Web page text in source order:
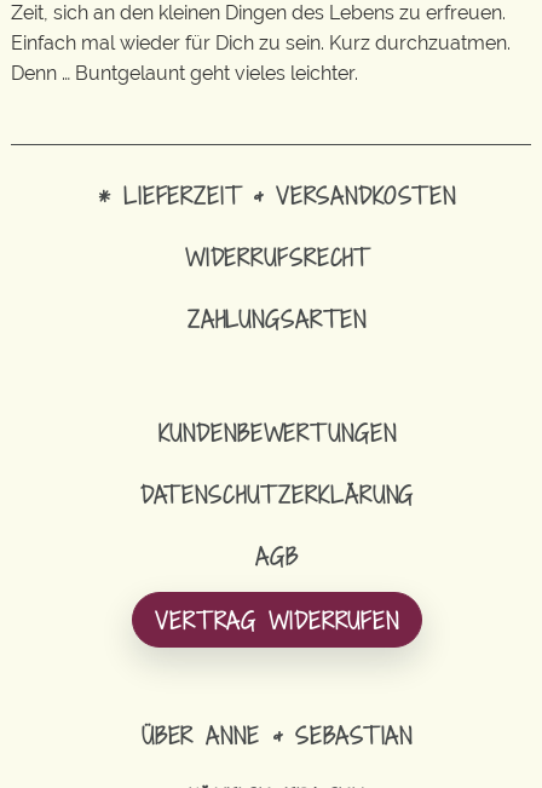
Zeit, sich an den kleinen Dingen des Lebens zu erfreuen.
Einfach mal wieder für Dich zu sein. Kurz durchzuatmen.
Denn … Buntgelaunt geht vieles leichter.
* LIEFERZEIT & VERSANDKOSTEN
WIDERRUFSRECHT
ZAHLUNGSARTEN
KUNDENBEWERTUNGEN
DATENSCHUTZERKLÄRUNG
AGB
VERTRAG WIDERRUFEN
ÜBER ANNE & SEBASTIAN